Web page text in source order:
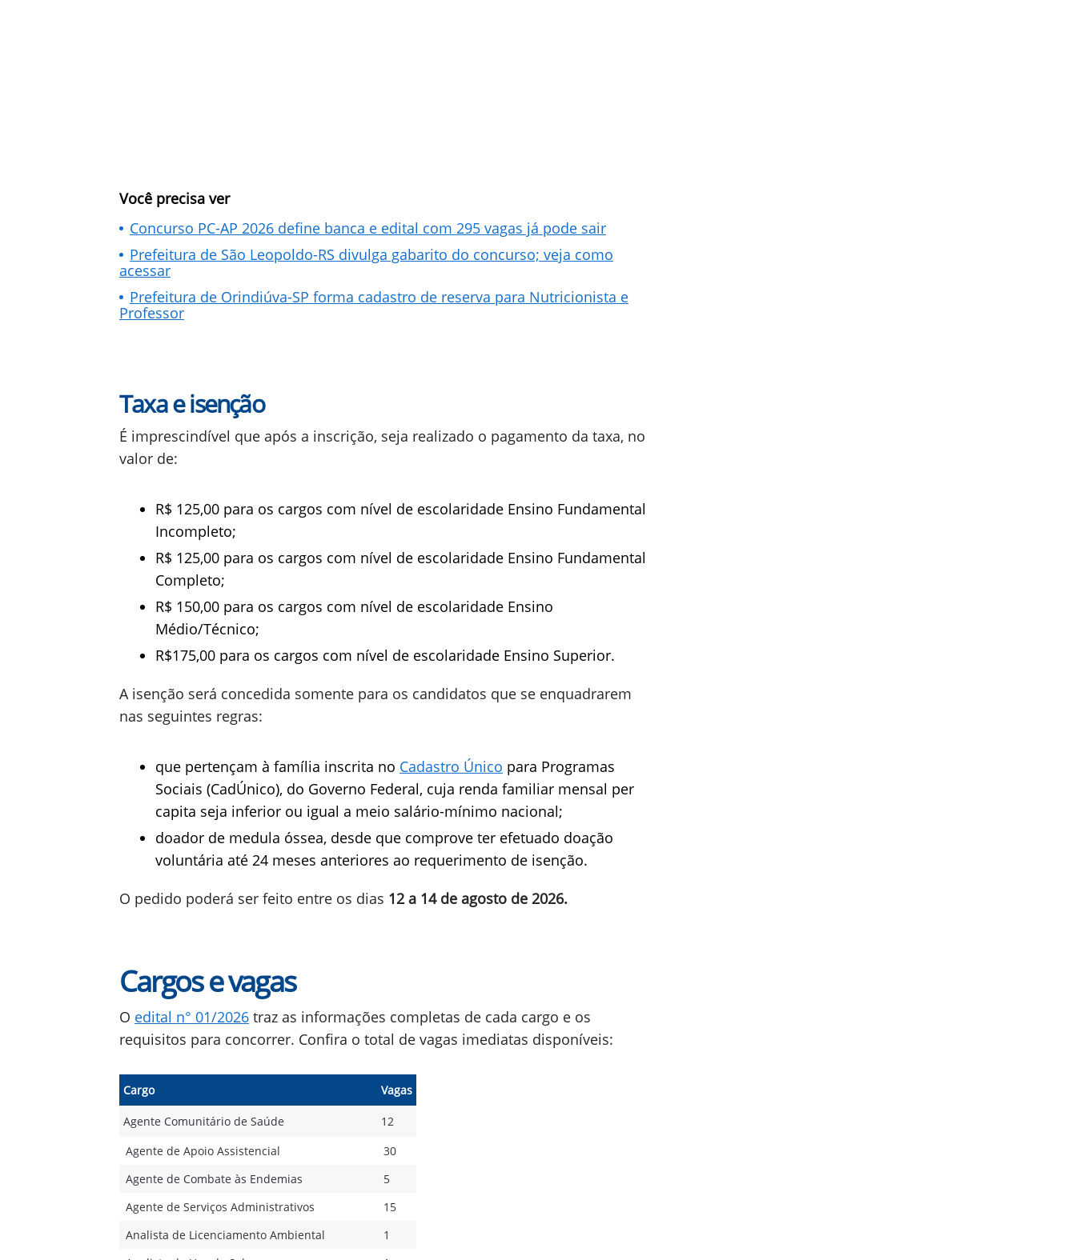
Você precisa ver
Concurso PC-AP 2026 define banca e edital com 295 vagas já pode sair
Prefeitura de São Leopoldo-RS divulga gabarito do concurso; veja como
acessar
Prefeitura de Orindiúva-SP forma cadastro de reserva para Nutricionista e
Professor
Taxa e isenção
É imprescindível que após a inscrição, seja realizado o pagamento da taxa, no
valor de:
R$ 125,00 para os cargos com nível de escolaridade Ensino Fundamental
Incompleto;
R$ 125,00 para os cargos com nível de escolaridade Ensino Fundamental
Completo;
R$ 150,00 para os cargos com nível de escolaridade Ensino
Médio/Técnico;
R$175,00 para os cargos com nível de escolaridade Ensino Superior.
A isenção será concedida somente para os candidatos que se enquadrarem
nas seguintes regras:
que pertençam à família inscrita no Cadastro Único para Programas
Sociais (CadÚnico), do Governo Federal, cuja renda familiar mensal per
capita seja inferior ou igual a meio salário-mínimo nacional;
doador de medula óssea, desde que comprove ter efetuado doação
voluntária até 24 meses anteriores ao requerimento de isenção.
O pedido poderá ser feito entre os dias 12 a 14 de agosto de 2026.
Cargos e vagas
O edital n° 01/2026 traz as informações completas de cada cargo e os
requisitos para concorrer. Confira o total de vagas imediatas disponíveis:
Cargo Vagas
Agente Comunitário de Saúde
12
Agente de Apoio Assistencial
30
Agente de Combate às Endemias
5
Agente de Serviços Administrativos
15
Analista de Licenciamento Ambiental
1